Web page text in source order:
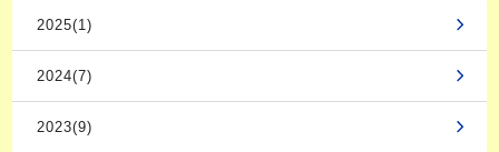
2025(1)
2024(7)
2023(9)